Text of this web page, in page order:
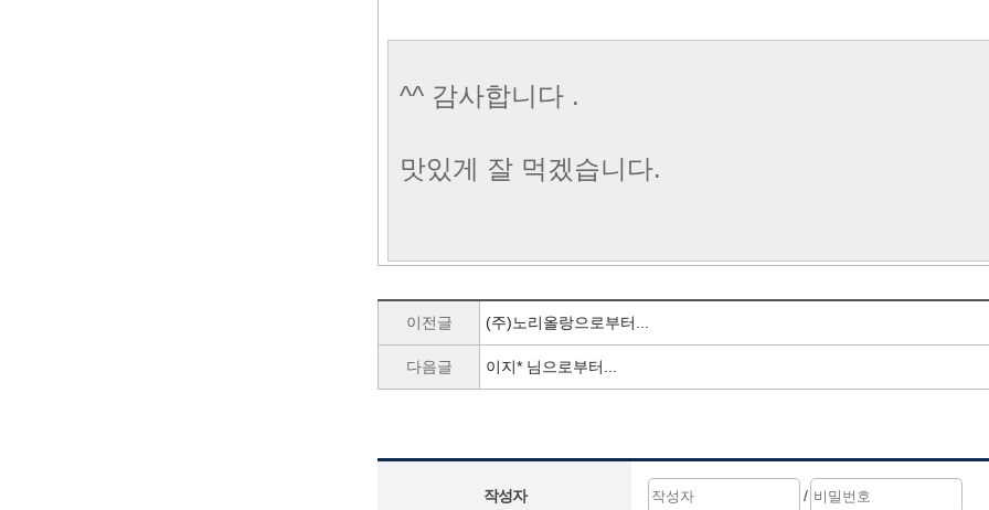
^^ 감사합니다 .
맛있게 잘 먹겠습니다.
이전글 (주)노리올랑으로부터...
다음글 이지* 님으로부터...
작성자 /